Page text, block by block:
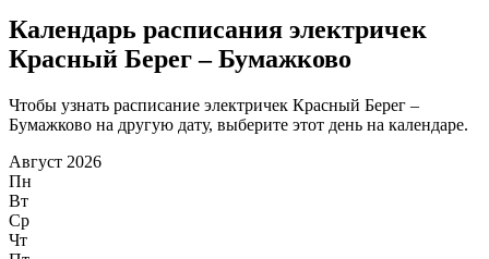
Календарь расписания электричек
Красный Берег – Бумажково
Чтобы узнать расписание электричек Красный Берег –
Бумажково на другую дату, выберите этот день на календаре.
Август 2026
Пн
Вт
Ср
Чт